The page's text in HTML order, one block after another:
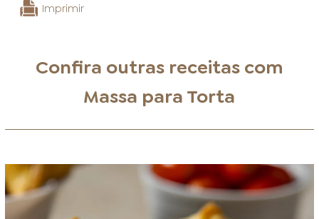
Imprimir
Confira outras receitas com
Massa para Torta